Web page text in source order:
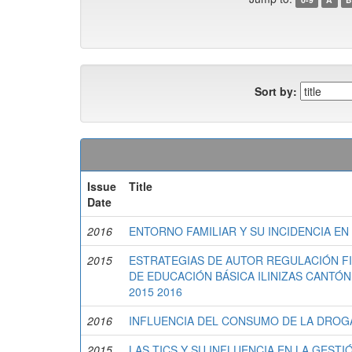
Sort by:
Issue
Date
Title
2016 ENTORNO FAMILIAR Y SU INCIDENCIA
2015
ESTRATEGIAS DE AUTOR REGULACIÓN
DE EDUCACIÓN BÁSICA ILINIZAS
2015 2016
2016 INFLUENCIA DEL CONSUMO DE LA